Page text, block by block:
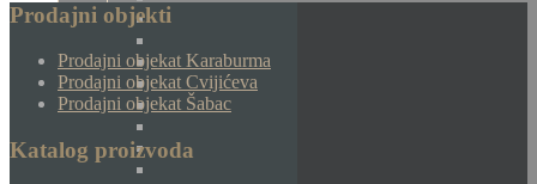
Prodajni objekti
Prodajni objekat Karaburma
Prodajni objekat Cvijićeva
Prodajni objekat Šabac
Katalog proizvoda